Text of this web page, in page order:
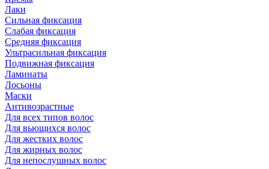
Лаки
Сильная фиксация
Слабая фиксация
Средняя фиксация
Ультрасильная фиксация
Подвижная фиксация
Ламинаты
Лосьоны
Маски
Антивозрастные
Для всех типов волос
Для вьющихся волос
Для жестких волос
Для жирных волос
Для непослушных волос